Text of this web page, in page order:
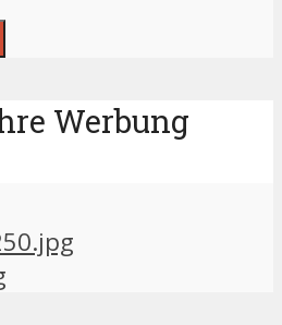
Werbung